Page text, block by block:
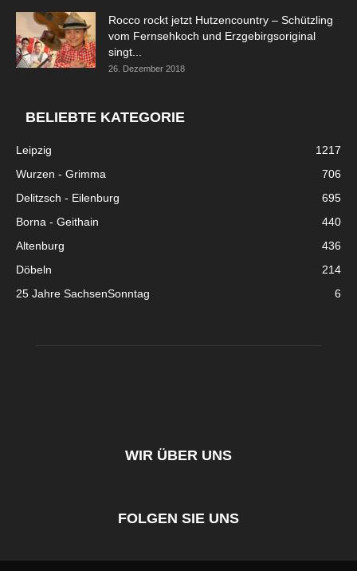
Rocco rockt jetzt Hutzencountry – Schützling
vom Fernsehkoch und Erzgebirgsoriginal
singt...
26. Dezember 2018
BELIEBTE KATEGORIE
Leipzig
1217
Wurzen - Grimma
706
Delitzsch - Eilenburg
695
Borna - Geithain
440
Altenburg
436
Döbeln
214
25 Jahre SachsenSonntag
6
WIR ÜBER UNS
FOLGEN SIE UNS